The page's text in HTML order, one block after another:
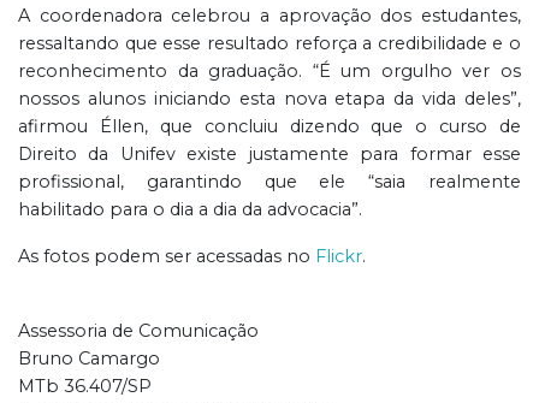
A coordenadora celebrou a aprovação dos estudantes,
ressaltando que esse resultado reforça a credibilidade e o
reconhecimento da graduação. “É um orgulho ver os
nossos alunos iniciando esta nova etapa da vida deles”,
afirmou Éllen, que concluiu dizendo que o curso de
Direito da Unifev existe justamente para formar esse
profissional, garantindo que ele “saia realmente
habilitado para o dia a dia da advocacia”.
As fotos podem ser acessadas no Flickr.
Assessoria de Comunicação
Bruno Camargo
MTb 36.407/SP